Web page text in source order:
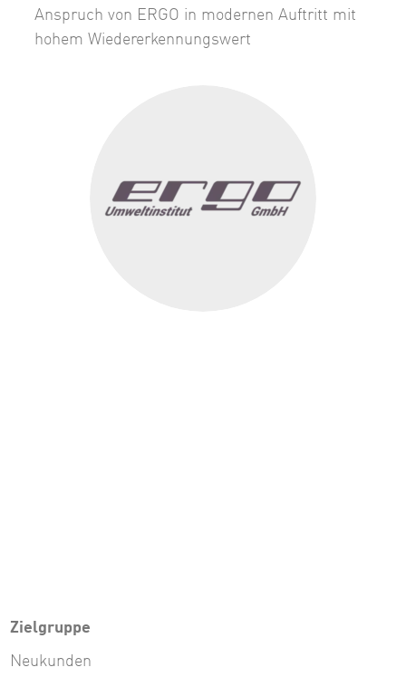
Anspruch von ERGO in modernen Auftritt mit
hohem Wiedererkennungswert
Zielgruppe
Neukunden